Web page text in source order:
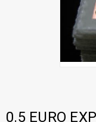
0.5 EURO